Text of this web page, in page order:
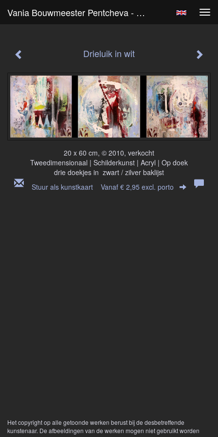
Vania Bouwmeester Pentcheva - Drieluik In Wit
Drieluik in wit
20 x 60 cm, © 2010, verkocht
Tweedimensionaal | Schilderkunst | Acryl | Op doek
drie doekjes in zwart / zilver baklijst
Stuur als kunstkaart Vanaf € 2,95 excl. porto
Het copyright op alle getoonde werken berust bij de desbetreffende
kunstenaar. De afbeeldingen van de werken mogen niet gebruikt worden